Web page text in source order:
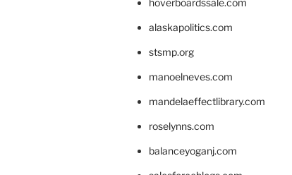
hoverboardssale.com
alaskapolitics.com
stsmp.org
manoelneves.com
mandelaeffectlibrary.com
roselynns.com
balanceyoganj.com